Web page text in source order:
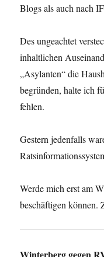
Blogs als auch nach
Des ungeachtet
inhaltlichen
„Asylanten“ die
begründen, halte ich
fehlen.
Gestern jedenfalls
Werde mich erst am
beschäftigen